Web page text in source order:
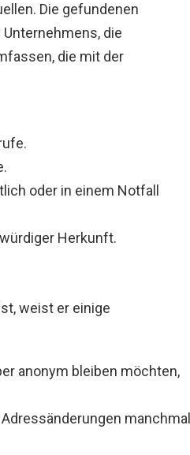
Die gefundenen
die
die mit der
oder in einem Notfall
Herkunft.
weist er einige
anonym bleiben möchten,
manchmal